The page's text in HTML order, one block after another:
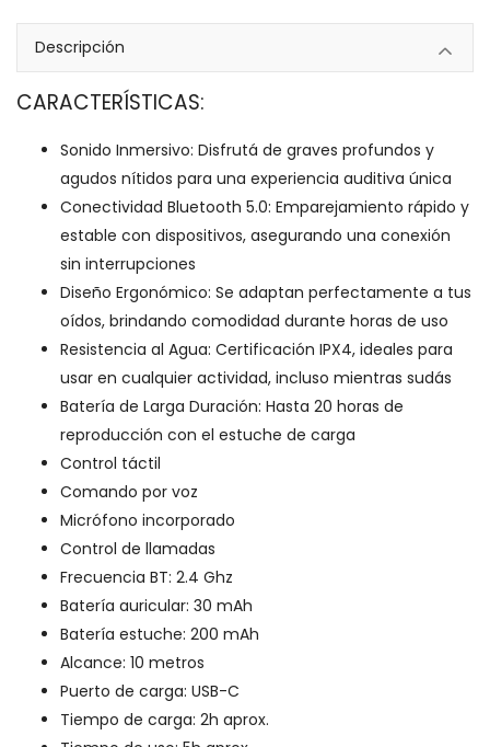
Descripción
CARACTERÍSTICAS:
Sonido Inmersivo: Disfrutá de graves profundos y
agudos nítidos para una experiencia auditiva única
Conectividad Bluetooth 5.0: Emparejamiento rápido y
estable con dispositivos, asegurando una conexión
sin interrupciones
Diseño Ergonómico: Se adaptan perfectamente a tus
oídos, brindando comodidad durante horas de uso
Resistencia al Agua: Certificación IPX4, ideales para
usar en cualquier actividad, incluso mientras sudás
Batería de Larga Duración: Hasta 20 horas de
reproducción con el estuche de carga
Control táctil
Comando por voz
Micrófono incorporado
Control de llamadas
Frecuencia BT: 2.4 Ghz
Batería auricular: 30 mAh
Batería estuche: 200 mAh
Alcance: 10 metros
Puerto de carga: USB-C
Tiempo de carga: 2h aprox.